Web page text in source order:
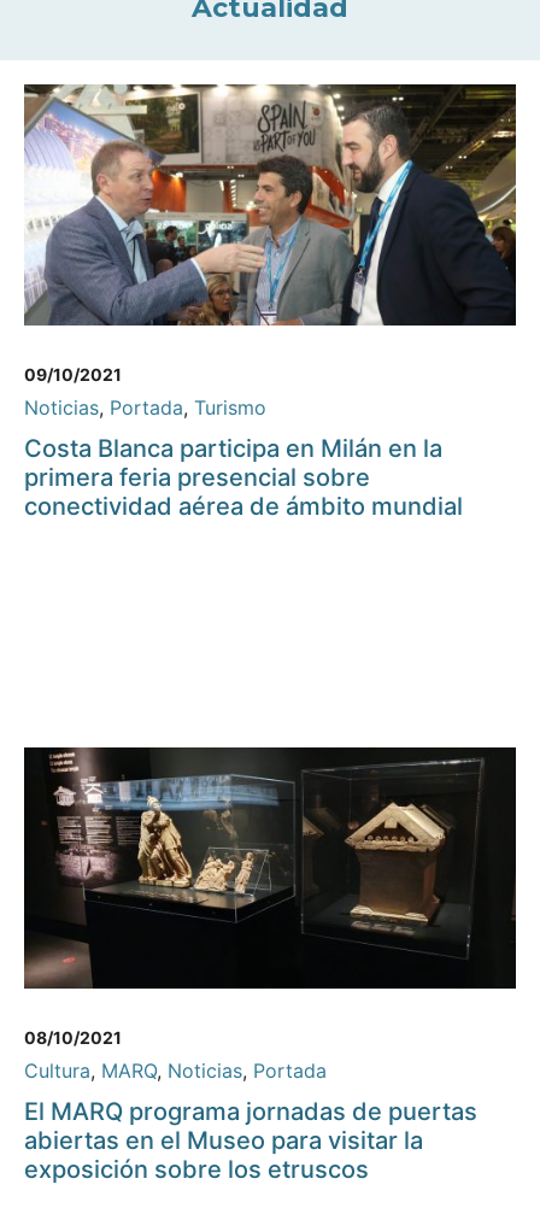
Actualidad
09/10/2021
Noticias, Portada, Turismo
Costa Blanca participa en Milán en la
primera feria presencial sobre
conectividad aérea de ámbito mundial
08/10/2021
Cultura, MARQ, Noticias, Portada
El MARQ programa jornadas de puertas
abiertas en el Museo para visitar la
exposición sobre los etruscos